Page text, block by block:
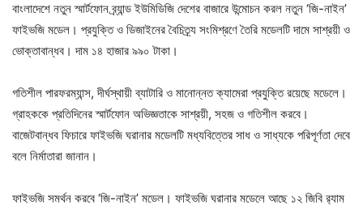
বাংলাদেশে নতুন স্মার্টফোন ব্র্যান্ড ইউমিডিজি দেশের বাজারে উন্মোচন করল নতুন ‘জি-নাইন’
ফাইভজি মডেল। প্রযুক্তি ও ডিজাইনের বৈচিত্র্য সংমিশ্রণে তৈরি মডেলটি দামে সাশ্রয়ী ও
ভোক্তাবান্ধব। দাম ১৪ হাজার ৯৯০ টাকা।
গতিশীল পারফরম্যান্স, দীর্ঘস্থায়ী ব্যাটারি ও মানোন্নত ক্যামেরা প্রযুক্তি রয়েছে মডেলে।
গ্রাহককে প্রতিদিনের স্মার্টফোন অভিজ্ঞতাকে সাশ্রয়ী, সহজ ও গতিশীল করবে।
বাজেটবান্ধব ফিচারে ফাইভজি ঘরানার মডেলটি মধ্যবিত্তের সাধ ও সাধ্যকে পরিপূর্ণতা দেবে
বলে নির্মাতারা জানান।
ফাইভজি সমর্থন করবে ‘জি-নাইন’ মডেল। ফাইভজি ঘরানার মডেলে আছে ১২ জিবি র‌্যাম